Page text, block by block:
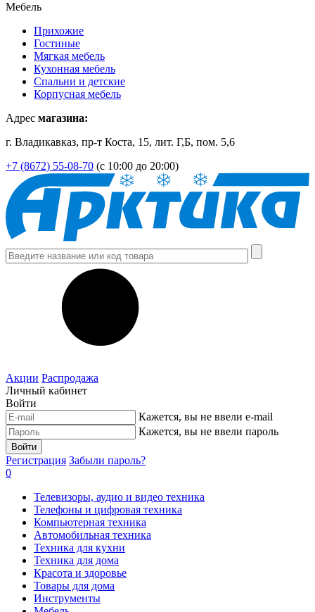
Мебель
Прихожие
Гостиные
Мягкая мебель
Кухонная мебель
Спальни и детские
Корпусная мебель
Адрес магазина:
г. Владикавказ, пр-т Коста, 15, лит. Г,Б, пом. 5,6
+7 (8672) 55-08-70 (с 10:00 до 20:00)
Акции Распродажа
Личный кабинет
Войти
Кажется, вы не ввели e-mail
Кажется, вы не ввели пароль
Войти
Регистрация Забыли пароль?
0
Телевизоры, аудио и видео техника
Телефоны и цифровая техника
Компьютерная техника
Автомобильная техника
Техника для кухни
Техника для дома
Красота и здоровье
Товары для дома
Инструменты